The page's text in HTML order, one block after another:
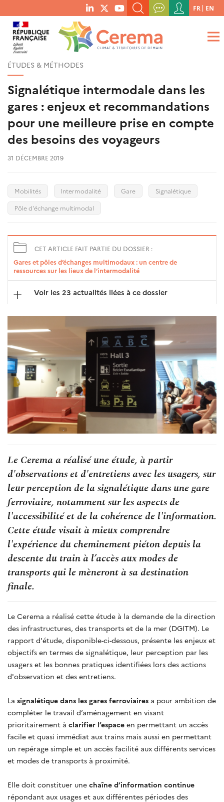
menu
social
links
RECHERCHER UN MOT-CLÉ, UNE PUBLICATION, ETC.
QUE RECHERCHEZ-VOUS ?
Menu
du
compte
de
FR EN
ÉTUDES & MÉTHODES
Signalétique intermodale dans les
gares : enjeux et recommandations
pour une meilleure prise en compte
des besoins des voyageurs
31 DÉCEMBRE 2019
Mobilités Intermodalité Gare
Signalétique
Pôle d'échange multimodal
CET ARTICLE FAIT PARTIE DU DOSSIER :
Gares et pôles d’échanges multimodaux : un centre de
ressources sur les lieux de l’intermodalité
Voir les 23 actualités liées à ce dossier
Le Cerema a réalisé une étude, à partir
d'observations et d'entretiens avec les usagers, sur
leur perception de la signalétique dans une gare
ferroviaire, notamment sur les aspects de
l'accessibilité et de la cohérence de l'information.
Cette étude visait à mieux comprendre
l'expérience du cheminement piéton depuis la
descente du train à l’accès aux modes de
transports qui le mèneront à sa destination
finale.
Le Cerema a réalisé cette étude à la demande de la direction
des infrastructures, des transports et de la mer (DGITM). Le
rapport d'étude, disponible-ci-dessous, présente les enjeux et
objectifs en termes de signalétique, leur perception par les
usagers et les bonnes pratiques identifiées lors des actions
d'observation et des entretiens.
La signalétique dans les gares ferroviaires a pour ambition de
compléter le travail d’aménagement en visant
prioritairement à clarifier l’espace en permettant un accès
facile et quasi immédiat aux trains mais aussi en permettant
un repérage simple et un accès facilité aux différents services
et modes de transports à proximité.
Elle doit constituer une chaîne d’information continue
répondant aux usages et aux différentes périodes des